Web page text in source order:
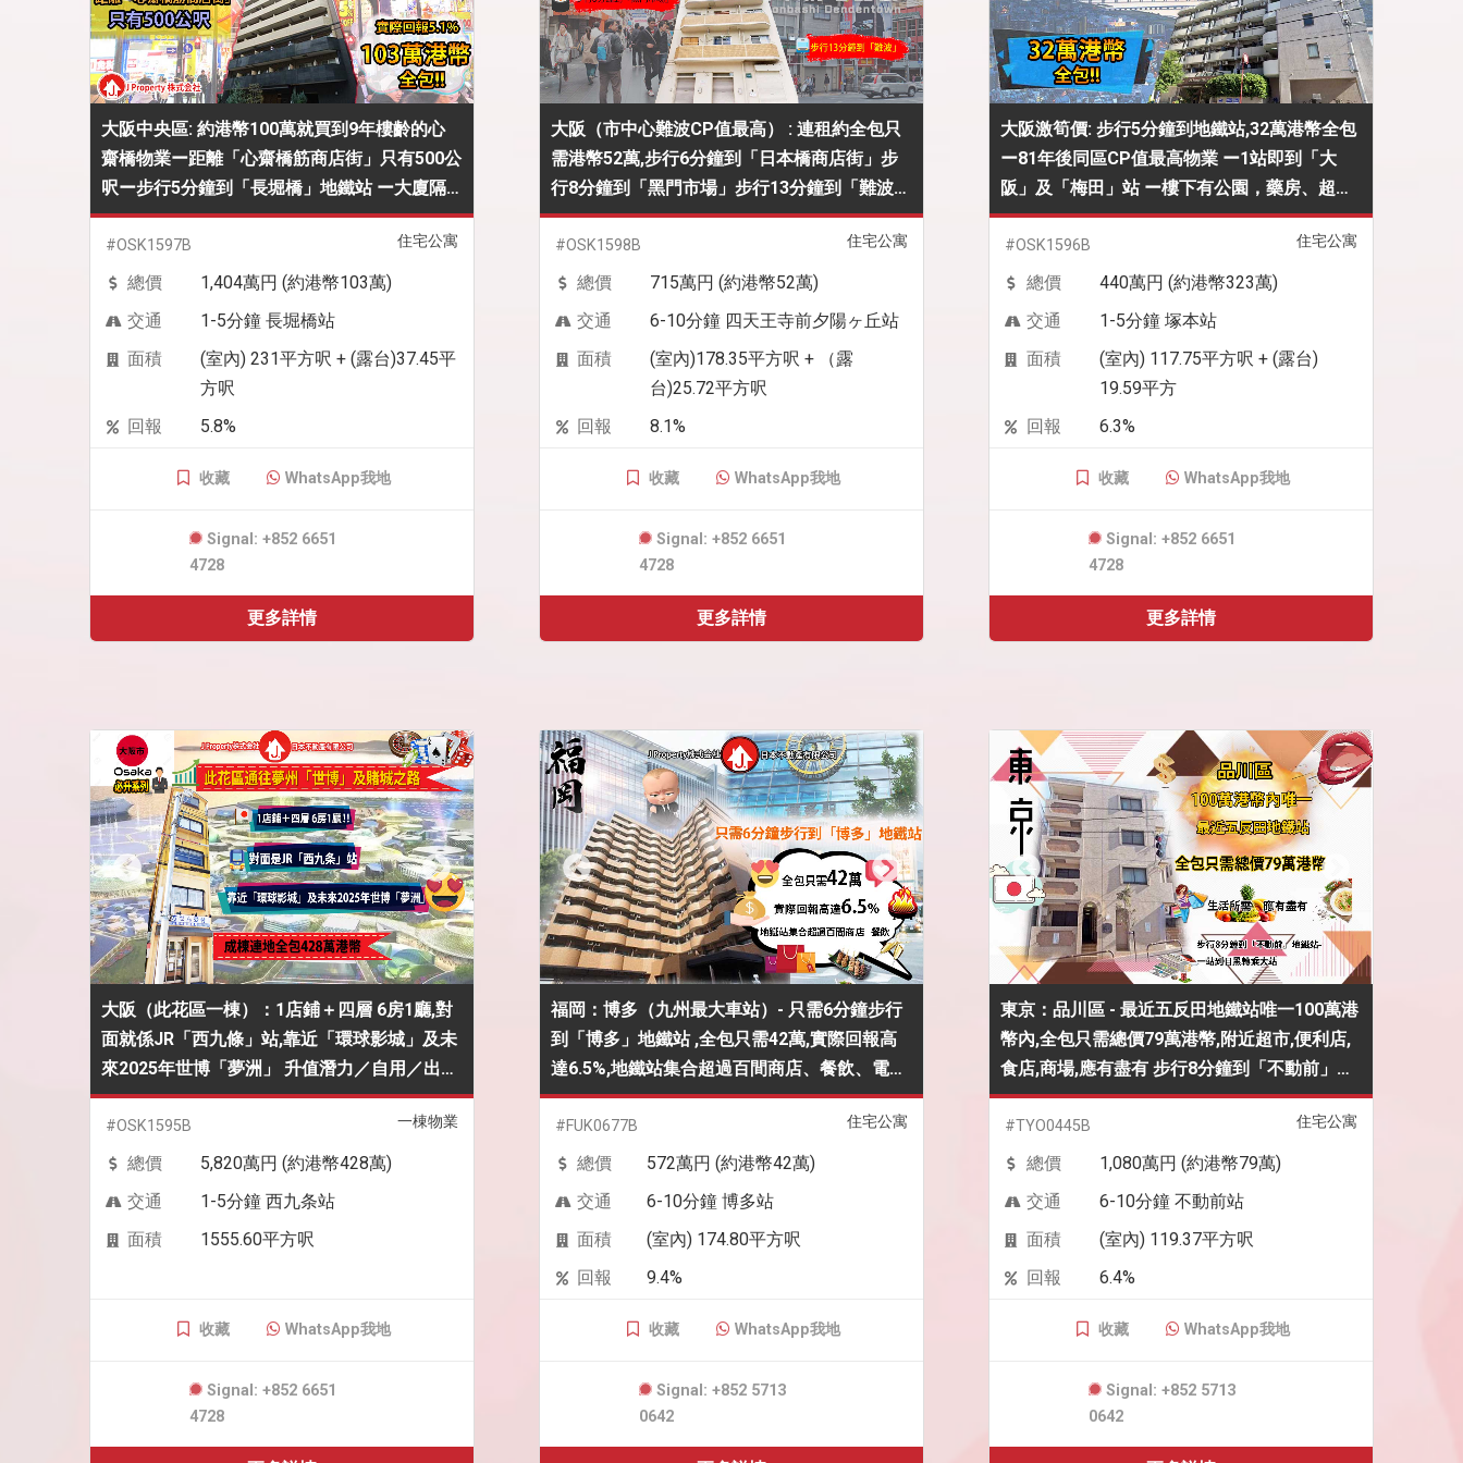
大阪中央區: 約港幣100萬就買到9年樓齡的心
齋橋物業ー距離「心齋橋筋商店街」只有500公
呎ー步行5分鐘到「長堀橋」地鐵站 ー大廈隔
離就有24小時超級市場,103萬港幣全包
住宅公寓
#OSK1597B
總價
1,404萬円 (約港幣103萬)
交通
1-5分鐘 長堀橋站
面積
(室內) 231平方呎 + (露台)37.45平
方呎
回報
5.8%
收藏 WhatsApp我地
Signal: +852 6651
4728
更多詳情
大阪（市中心難波CP值最高） : 連租約全包只
需港幣52萬,步行6分鐘到「日本橋商店街」步
行8分鐘到「黑門市場」步行13分鐘到「難波」
好抵啊
住宅公寓
#OSK1598B
總價
715萬円 (約港幣52萬)
交通
6-10分鐘 四天王寺前夕陽ヶ丘站
面積
(室內)178.35平方呎 + （露
台)25.72平方呎
回報
8.1%
收藏 WhatsApp我地
Signal: +852 6651
4728
更多詳情
大阪激筍價: 步行5分鐘到地鐵站,32萬港幣全包
ー81年後同區CP值最高物業 ー1站即到「大
阪」及「梅田」站 ー樓下有公園，藥房、超級
市場等生活配套，投資出租一流
住宅公寓
#OSK1596B
總價
440萬円 (約港幣323萬)
交通
1-5分鐘 塚本站
面積
(室內) 117.75平方呎 + (露台)
19.59平方
回報
6.3%
收藏 WhatsApp我地
Signal: +852 6651
4728
更多詳情
大阪（此花區一棟）：1店鋪＋四層 6房1廳,對
面就係JR「西九條」站,靠近「環球影城」及未
來2025年世博「夢洲」 升值潛力／自用／出租
一流 ,成棟連地全包428萬港幣ONLY
一棟物業
#OSK1595B
總價
5,820萬円 (約港幣428萬)
交通
1-5分鐘 西九条站
面積
1555.60平方呎
收藏 WhatsApp我地
Signal: +852 6651
4728
福岡：博多（九州最大車站）- 只需6分鐘步行
到「博多」地鐵站 ,全包只需42萬,實際回報高
達6.5%,地鐵站集合超過百間商店、餐飲、電影
院、空中花園，購物,即買即收租
住宅公寓
#FUK0677B
總價
572萬円 (約港幣42萬)
交通
6-10分鐘 博多站
面積
(室內) 174.80平方呎
回報
9.4%
收藏 WhatsApp我地
Signal: +852 5713
0642
東京：品川區 - 最近五反田地鐵站唯一100萬港
幣內,全包只需總價79萬港幣,附近超市,便利店,
食店,商場,應有盡有 步行8分鐘到「不動前」地
鐵站-一站到目黑轉乘大站
住宅公寓
#TYO0445B
總價
1,080萬円 (約港幣79萬)
交通
6-10分鐘 不動前站
面積
(室內) 119.37平方呎
回報
6.4%
收藏 WhatsApp我地
Signal: +852 5713
0642